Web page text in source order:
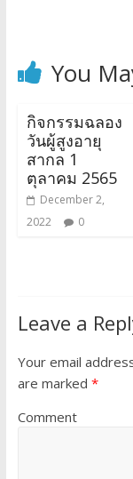
You
กิจกรรมฉลอง
วันผู้สูงอายุ
สากล 1
ตุลาคม 2565
December 2,
2022
0
Leave a
Your email
are marked *
Comment